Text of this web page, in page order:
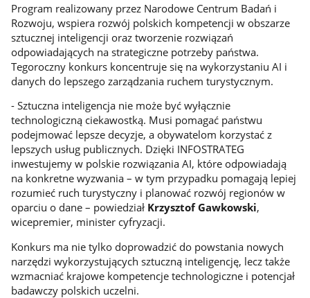
Program realizowany przez Narodowe Centrum Badań i
Rozwoju, wspiera rozwój polskich kompetencji w obszarze
sztucznej inteligencji oraz tworzenie rozwiązań
odpowiadających na strategiczne potrzeby państwa.
Tegoroczny konkurs koncentruje się na wykorzystaniu AI i
danych do lepszego zarządzania ruchem turystycznym.
- Sztuczna inteligencja nie może być wyłącznie
technologiczną ciekawostką. Musi pomagać państwu
podejmować lepsze decyzje, a obywatelom korzystać z
lepszych usług publicznych. Dzięki INFOSTRATEG
inwestujemy w polskie rozwiązania AI, które odpowiadają
na konkretne wyzwania – w tym przypadku pomagają lepiej
rozumieć ruch turystyczny i planować rozwój regionów w
oparciu o dane – powiedział Krzysztof Gawkowski,
wicepremier, minister cyfryzacji.
Konkurs ma nie tylko doprowadzić do powstania nowych
narzędzi wykorzystujących sztuczną inteligencję, lecz także
wzmacniać krajowe kompetencje technologiczne i potencjał
badawczy polskich uczelni.